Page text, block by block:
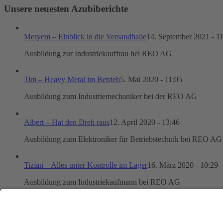
Unsere neuesten Azubiberichte
Meryem – Einblick in die Versandhalle14. September 2021 -
Ausbildung zur Industriekauffrau bei REO AG
Tim – Heavy Metal im Betrieb5. Mai 2020 - 11:05
Ausbildung zum Industriemechaniker bei der REO AG
Albert – Hat den Dreh raus12. April 2020 - 13:46
Ausbildung zum Elektroniker für Betriebstechnik bei REO AG
Tizian – Alles unter Kontrolle im Lager16. März 2020 - 10:29
Ausbildung zum Industriekaufmann bei REO AG